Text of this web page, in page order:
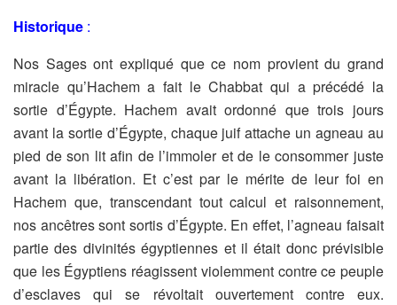
Historique :
Nos Sages ont expliqué que ce nom provient du grand
miracle qu’Hachem a fait le Chabbat qui a précédé la
sortie d’Égypte. Hachem avait ordonné que trois jours
avant la sortie d’Égypte, chaque juif attache un agneau au
pied de son lit afin de l’immoler etde le consommer juste
avant la libération. Et c’est par le mérite de leur foi en
Hachem que, transcendant tout calcul et raisonnement,
nos ancêtres sont sortis d’Égypte. En effet, l’agneau faisait
partie des divinités égyptiennes et il était donc prévisible
que les Égyptiens réagissent violemment contre ce peuple
d’esclaves qui se révoltait ouvertement contre eux.